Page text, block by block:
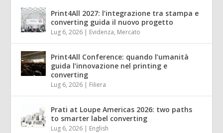
Print4All 2027: l’integrazione tra stampa e
converting guida il nuovo progetto
Lug 6, 2026 | Evidenza, Mercato
Print4All Conference: quando l’umanità
guida l’innovazione nel printing e
converting
Lug 6, 2026 | Filiera
Prati at Loupe Americas 2026: two paths
to smarter label converting
Lug 6, 2026 | English